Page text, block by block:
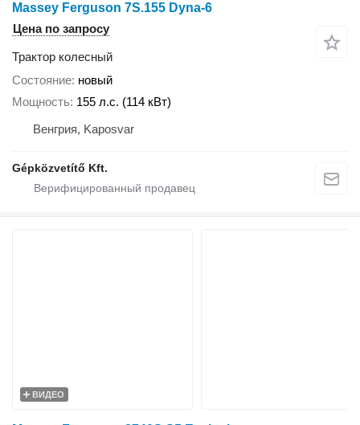
Massey Ferguson 7S.155 Dyna-6
Цена по запросу
Трактор колесный
Состояние новый
Мощность 155 л.с. (114 кВт)
Венгрия, Kaposvar
Gépközvetítő Kft.
ВИДЕО